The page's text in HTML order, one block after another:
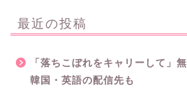
最近の投稿
「落ちこぼれをキャリーして」
韓国・英語の配信先も